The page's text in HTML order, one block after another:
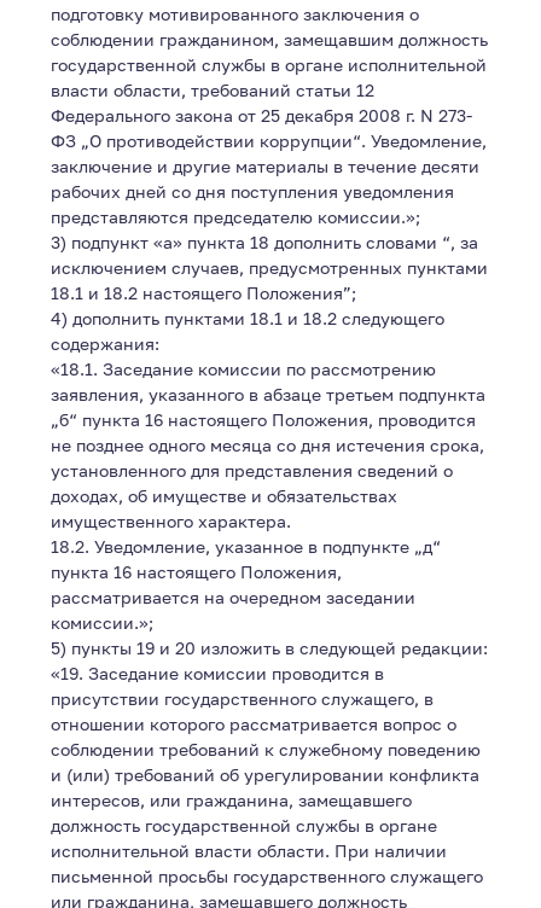
подготовку мотивированного заключения о
соблюдении гражданином, замещавшим должность
государственной службы в органе исполнительной
власти области, требований статьи 12
Федерального закона от 25 декабря 2008 г. N 273-
ФЗ „О противодействии коррупции“. Уведомление,
заключение и другие материалы в течение десяти
рабочих дней со дня поступления уведомления
представляются председателю комиссии.»;
3) подпункт «а» пункта 18 дополнить словами “, за
исключением случаев, предусмотренных пунктами
18.1 и 18.2 настоящего Положения”;
4) дополнить пунктами 18.1 и 18.2 следующего
содержания:
«18.1. Заседание комиссии по рассмотрению
заявления, указанного в абзаце третьем подпункта
„б“ пункта 16 настоящего Положения, проводится
не позднее одного месяца со дня истечения срока,
установленного для представления сведений о
доходах, об имуществе и обязательствах
имущественного характера.
18.2. Уведомление, указанное в подпункте „д“
пункта 16 настоящего Положения,
рассматривается на очередном заседании
комиссии.»;
5) пункты 19 и 20 изложить в следующей редакции:
«19. Заседание комиссии проводится в
присутствии государственного служащего, в
отношении которого рассматривается вопрос о
соблюдении требований к служебному поведению
и (или) требований об урегулировании конфликта
интересов, или гражданина, замещавшего
должность государственной службы в органе
исполнительной власти области. При наличии
письменной просьбы государственного служащего
или гражданина, замещавшего должность